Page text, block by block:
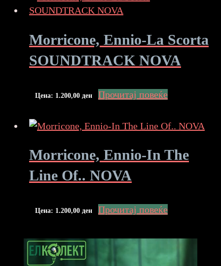
Morricone, Ennio-La Scorta
SOUNDTRACK NOVA
Цена: 1.200,00 ден Прочитај повеќе
Morricone, Ennio-In The
Line Of.. NOVA
Цена: 1.200,00 ден Прочитај повеќе